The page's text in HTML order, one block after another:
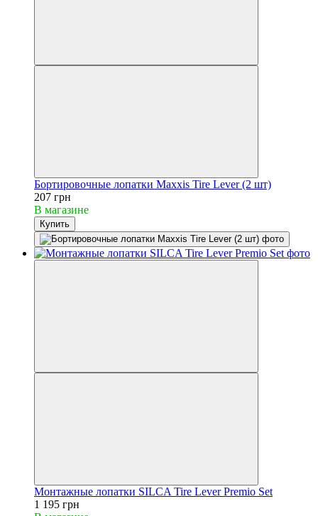
Бортировочные лопатки Maxxis Tire Lever (2 шт)
207 грн
В магазине
Купить
Монтажные лопатки SILCA Tire Lever Premio Set
1 195 грн